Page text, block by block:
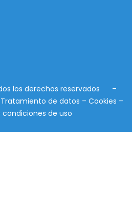
los derechos reservados –
Tratamiento de datos – Cookies –
condiciones de uso